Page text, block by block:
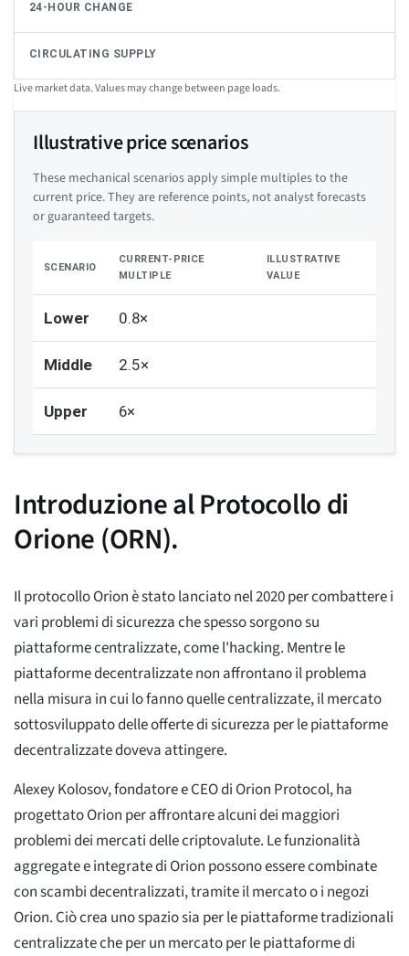
24-HOUR CHANGE
CIRCULATING SUPPLY
Live market data. Values may change between page loads.
Illustrative price scenarios
These mechanical scenarios apply simple multiples to the
current price. They are reference points, not analyst forecasts
or guaranteed targets.
SCENARIO
CURRENT-PRICE
MULTIPLE
ILLUSTRATIVE
VALUE
Lower 0.8×
Middle 2.5×
Upper 6×
Introduzione al Protocollo di
Orione (ORN).
Il protocollo Orion è stato lanciato nel 2020 per combattere i
vari problemi di sicurezza che spesso sorgono su
piattaforme centralizzate, come l'hacking. Mentre le
piattaforme decentralizzate non affrontano il problema
nella misura in cui lo fanno quelle centralizzate, il mercato
sottosviluppato delle offerte di sicurezza per le piattaforme
decentralizzate doveva attingere.
Alexey Kolosov, fondatore e CEO di Orion Protocol, ha
progettato Orion per affrontare alcuni dei maggiori
problemi dei mercati delle criptovalute. Le funzionalità
aggregate e integrate di Orion possono essere combinate
con scambi decentralizzati, tramite il mercato o i negozi
Orion. Ciò crea uno spazio sia per le piattaforme tradizionali
centralizzate che per un mercato per le piattaforme di